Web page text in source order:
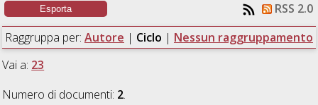
RSS 2.0
Raggruppa per: Autore | Ciclo | Nessun raggruppamento
Vai a: 23
Numero di documenti: 2.